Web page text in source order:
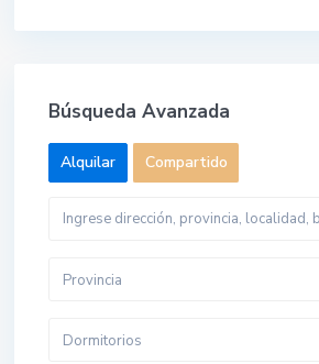
Búsqueda Avanzada
Alquilar Compartido
Provincia
Dormitorios